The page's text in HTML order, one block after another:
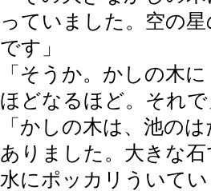
っていました。空の
です」
「そうか。かしの木
ほどなるほど。それ
「かしの木は、池の
ありました。大きな
水にポッカリういて